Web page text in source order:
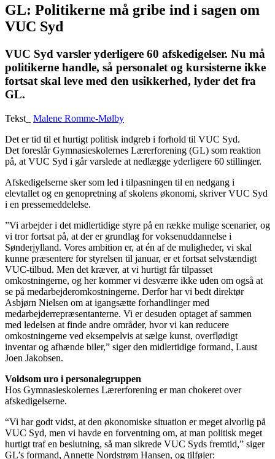
GL: Politikerne må gribe ind i sagen om
VUC Syd
VUC Syd varsler yderligere 60 afskedigelser. Nu må
politikerne handle, så personalet og kursisterne ikke
fortsat skal leve med den usikkerhed, lyder det fra
GL.
Tekst_ Malene Romme-Mølby
Det er tid til et hurtigt politisk indgreb i forhold til VUC Syd.
Det foreslår Gymnasieskolernes Lærerforening (GL) som reaktion
på, at VUC Syd i går varslede at nedlægge yderligere 60 stillinger.
Afskedigelserne sker som led i tilpasningen til en nedgang i
elevtallet og en genopretning af skolens økonomi, skriver VUC Syd
i en pressemeddelelse.
”Vi arbejder i det midlertidige styre på en række mulige scenarier, og
vi tror fortsat på, at der er grundlag for voksenuddannelse i
Sønderjylland. Vores ambition er, at én af de muligheder, vi skal
kunne præsentere for styrelsen til januar, er et fortsat selvstændigt
VUC-tilbud. Men det kræver, at vi hurtigt får tilpasset
omkostningerne, og her kommer vi desværre ikke uden om også at
se på medarbejderomkostningerne. Derfor har vi bedt direktør
Asbjørn Nielsen om at igangsætte forhandlinger med
medarbejderrepræsentanterne. Vi er desuden optaget af sammen
med ledelsen at finde andre områder, hvor vi kan reducere
omkostningerne ved eksempelvis at sælge kunst, overflødigt
inventar og afhænde biler,” siger den midlertidige formand, Laust
Joen Jakobsen.
Voldsom uro i personalegruppen
Hos Gymnasieskolernes Lærerforening er man chokeret over
afskedigelserne.
“Vi har godt vidst, at den økonomiske situation er meget alvorlig på
VUC Syd, men vi havde en forventning om, at man politisk meget
hurtigt traf en beslutning, så man sikrede VUC Syds fremtid,” siger
GL’s formand, Annette Nordstrøm Hansen, og tilføjer: